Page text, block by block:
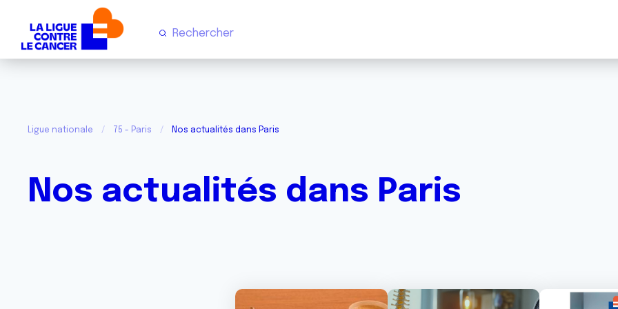
Ligue nationale 75 - Paris Nos actualités dans Paris
Nos actualités dans Paris
Image Image